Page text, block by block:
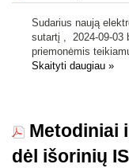
Sudarius naują
sutartį , 2024-09-03
priemonėmis
Skaityti daugiau »
Metodiniai
dėl išorinių